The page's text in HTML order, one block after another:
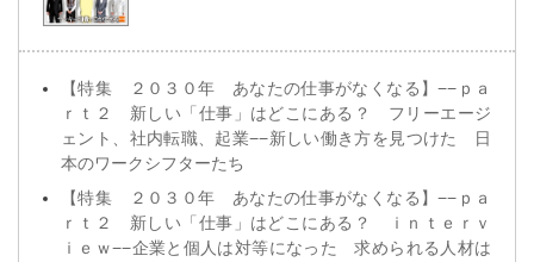
【特集 ２０３０年 あなたの仕事がなくなる】−−ｐａ
ｒｔ２ 新しい「仕事」はどこにある？ フリーエージ
ェント、社内転職、起業−−新しい働き方を見つけた 日
本のワークシフターたち
【特集 ２０３０年 あなたの仕事がなくなる】−−ｐａ
ｒｔ２ 新しい「仕事」はどこにある？ ｉｎｔｅｒｖ
ｉｅｗ−−企業と個人は対等になった 求められる人材は